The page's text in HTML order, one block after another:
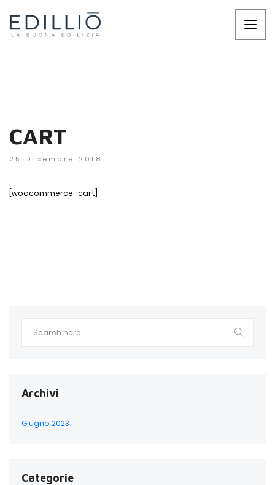
CART
25 Dicembre 2018
[woocommerce_cart]
Archivi
Giugno 2023
Categorie